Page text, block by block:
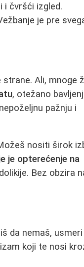
i čvršći izgled.
je pre
Ali, mnoge
, otežano
pažnju i
nositi širok
je opterećenje na
Bez obzira
da nemaš, usmeri
koji te nosi